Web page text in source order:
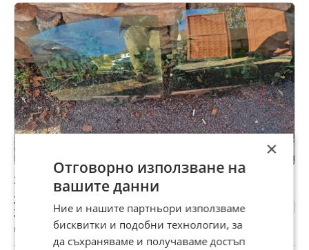
Задни стъкла за вратите за Mercedes C-Class W203
20 €
39,12 лв
гр. Кюстендил, Запад, 01 юли
×
Отговорно използване на
вашите данни
Ние и нашите партньори използваме
бисквитки и подобни технологии, за
да съхраняваме и получаваме достъп